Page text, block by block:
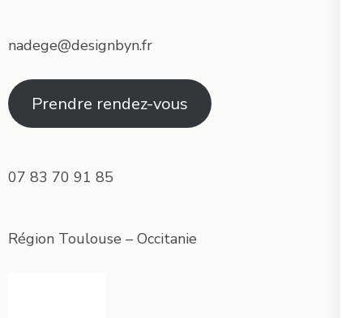
nadege@designbyn.fr
Prendre rendez-vous
07 83 70 91 85
Région Toulouse – Occitanie